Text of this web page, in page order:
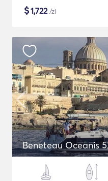
$1,722/zi
Beneteau Oceanis